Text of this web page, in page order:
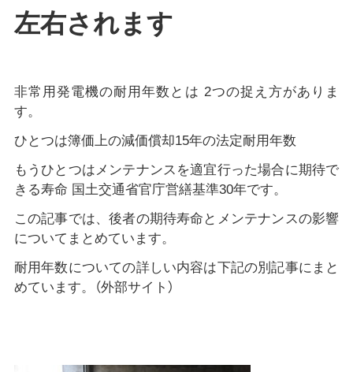
左右されます
非常用発電機の耐用年数とは 2つの捉え方がありま
す。
ひとつは簿価上の減価償却15年の法定耐用年数
もうひとつはメンテナンスを適宜行った場合に期待で
きる寿命 国土交通省官庁営繕基準30年です。
この記事では、後者の期待寿命とメンテナンスの影響
についてまとめています。
耐用年数についての詳しい内容は下記の別記事にまと
めています。（外部サイト）